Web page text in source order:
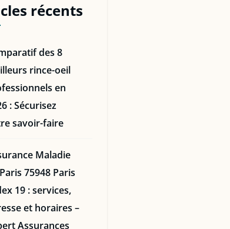
récents
des 8
rince-oeil
en
: Sécurisez
savoir-faire
Maladie
75948 Paris
19 : services,
et horaires –
Assurances